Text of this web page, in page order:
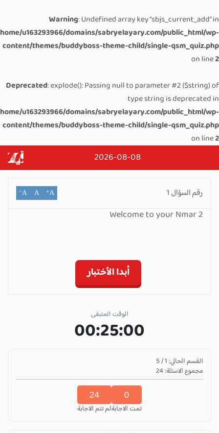
Warning: Undefined array key "sbjs_current_add" in
u163293966/domains/sabryelayary.com/public_html/wp-
content/themes/buddyboss-theme-child/single-qsm_quiz.php
on line2
Deprecated: explode(): Passing null to parameter #2 ($string) of
type string is deprecated in
u163293966/domains/sabryelayary.com/public_html/wp-
content/themes/buddyboss-theme-child/single-qsm_quiz.php
on line2
2026-08-08
رقم السؤال 1
A⁺
A
A⁻
Welcome to your Nmar 2
أبدا الأختبار
الوقت المتبقى
00:25:00
القسم الحالي:1
/
5
مجموع الاسئلة:24
0
تمت الاجابة
24
لم تتم الاجابة